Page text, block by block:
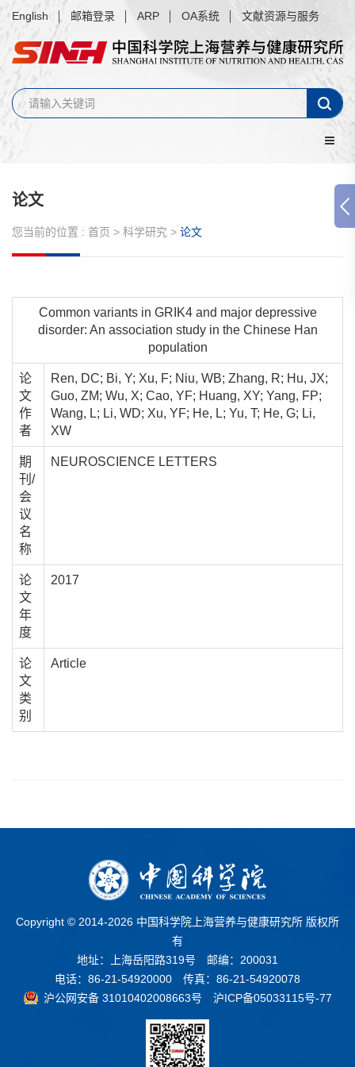
English 邮箱登录 ARP OA系统 文献资源与服务
论文
您当前的位置 : 首页 > 科学研究 > 论文
Common variants in GRIK4 and major depressive
disorder: An association study in the Chinese Han
population
论
文
作
者
Ren, DC; Bi, Y; Xu, F; Niu, WB; Zhang, R; Hu, JX;
Guo, ZM; Wu, X; Cao, YF; Huang, XY; Yang, FP;
Wang, L; Li, WD; Xu, YF; He, L; Yu, T; He, G; Li,
XW
期
刊/
会
议
名
称
NEUROSCIENCE LETTERS
论
文
年
度
2017
论
文
类
别
Article
Copyright © 2014-2026 中国科学院上海营养与健康研究所 版权所
有
地址：上海岳阳路319号 邮编：200031
电话：86-21-54920000 传真：86-21-54920078
沪公网安备 31010402008663号
沪ICP备05033115号-77